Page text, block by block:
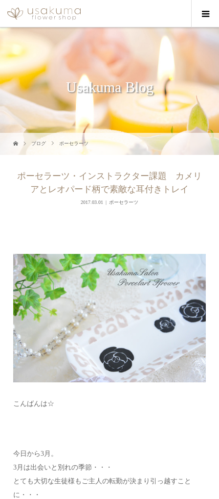
Usakuma Blog
ブログ ポーセラーツ
ポーセラーツ・インストラクター課題 カメリ
アとレオパード柄で素敵な耳付きトレイ
2017.03.01 ポーセラーツ
こんばんは☆
今日から3月。
3月は出会いと別れの季節・・・
とても大切な生徒様もご主人の転勤が決まり引っ越すこと
に・・・